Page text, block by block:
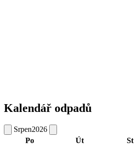
Kalendář odpadů
Srpen2026
Po
Út St